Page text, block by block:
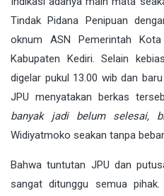
Tindak Pidana Penipuan
oknum ASN Pemerintah
Kabupaten Kediri. Selain
digelar pukul 13.00 wib dan
JPU menyatakan berkas
banyak jadi belum selesai,
Widiyatmoko seakan tanpa
Bahwa tuntutan JPU dan
sangat ditunggu semua